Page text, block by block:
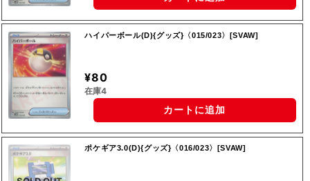
ハイパーボール(D){グッズ}〈015/023〉[SVAW]
¥80
在庫4
カートに追加
ポケギア3.0(D){グッズ}〈016/023〉[SVAW]